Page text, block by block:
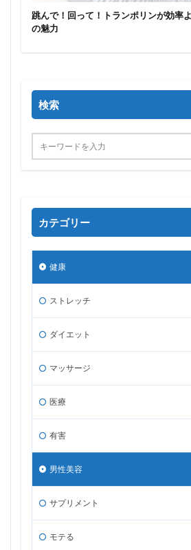
跳んで！回って！トランポリンが効率
の魅力
検索
カテゴリー
健康
ストレッチ
ダイエット
マッサージ
医療
有害
男性美容
サプリメント
モテる